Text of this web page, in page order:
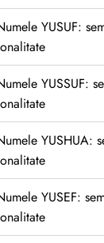
YUSUF:
YUSSUF:
YUSHUA:
YUSEF: